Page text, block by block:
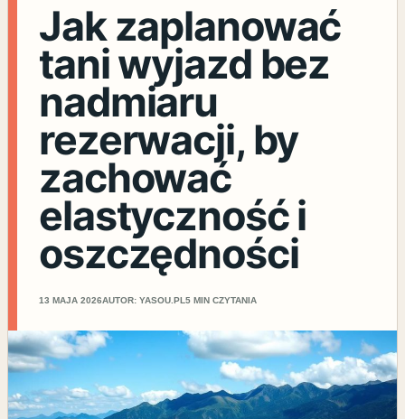
Jak zaplanować
tani wyjazd bez
nadmiaru
rezerwacji, by
zachować
elastyczność i
oszczędności
13 MAJA 2026AUTOR: YASOU.PL 5 MIN CZYTANIA